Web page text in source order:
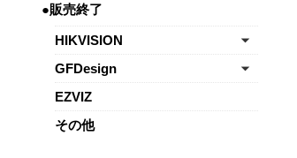
●販売終了
HIKVISION
GFDesign
EZVIZ
その他